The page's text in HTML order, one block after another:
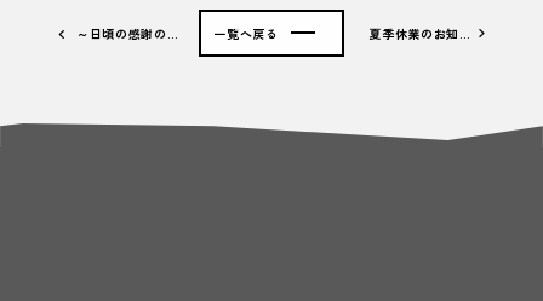
～日頃の感謝の… 夏季休業のお知…
一覧へ戻る